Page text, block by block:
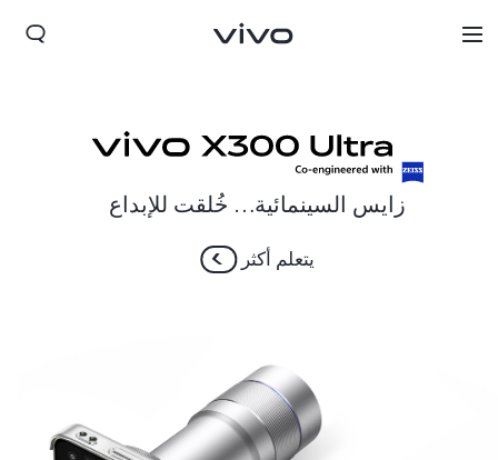
زايس السينمائية… خُلقت للإبداع
يتعلم أكثر